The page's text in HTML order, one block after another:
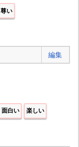
尊い
編集
面白い 楽しい